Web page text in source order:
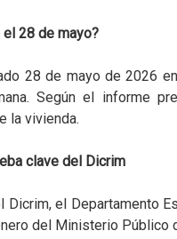
28 de mayo?
28 de mayo de 2026
Según el informe
la vivienda.
clave del Dicrim
Dicrim, el Departamento
del Ministerio Público